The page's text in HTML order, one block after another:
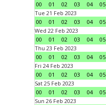
00
01 02 03 04 05
Tue 21 Feb 2023
00
01 02 03 04 05
Wed 22 Feb 2023
00
01 02 03 04 05
Thu 23 Feb 2023
00
01 02 03 04 05
Fri 24 Feb 2023
00
01 02 03 04 05
Sat 25 Feb 2023
00
01 02 03 04 05
Sun 26 Feb 2023